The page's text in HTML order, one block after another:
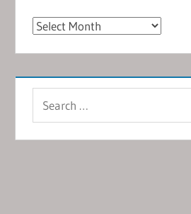
Archives